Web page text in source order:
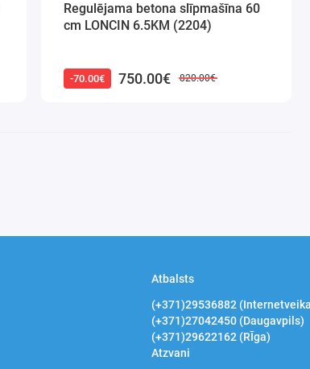
Regulējama betona slīpmašīna 60
cm LONCIN 6.5KM (2204)
-70.00€ 750.00€ 820.00€
Atbalsts
(+371)29536882
(+371)27042450 (Daugavpils)
(+371)29622162 (RĪga)
Atzvani